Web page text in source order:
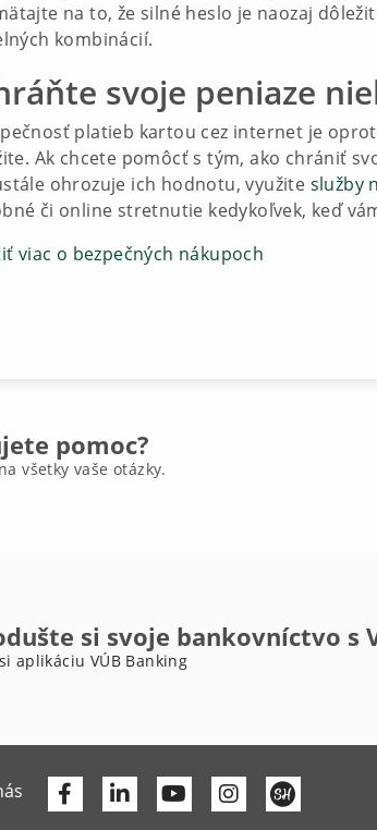
na to, že silné heslo je naozaj
kombinácií.
svoje peniaze
platieb kartou cez internet je
Ak chcete pomôcť s tým, ako chrániť
ohrozuje ich hodnotu, využite služby
či online stretnutie kedykoľvek, keď
viac o bezpečných nákupoch
pomoc?
všetky vaše otázky.
si svoje bankovníctvo s
aplikáciu VÚB Banking
Facebook
LinkedinYoutube